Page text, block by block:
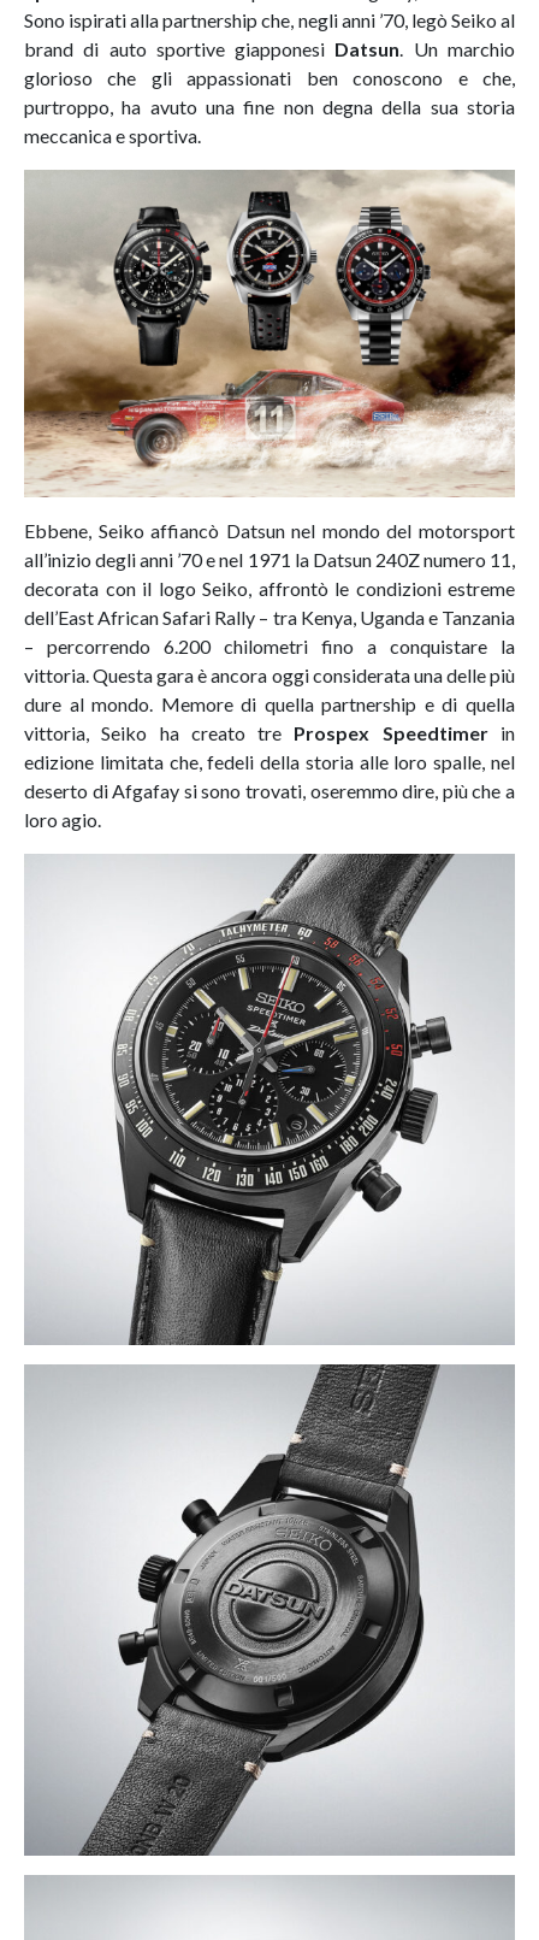
Sono ispirati alla partnership che, negli anni ’70, legò Seiko al
brand di auto sportive giapponesi Datsun. Un marchio
glorioso che gli appassionati ben conoscono e che,
purtroppo, ha avuto una fine non degna della sua storia
meccanica e sportiva.
Ebbene, Seiko affiancò Datsun nel mondo del motorsport
all’inizio degli anni ’70 e nel 1971 la Datsun 240Z numero 11,
decorata con il logo Seiko, affrontò le condizioni estreme
dell’East African Safari Rally – tra Kenya, Uganda e Tanzania
– percorrendo 6.200 chilometri fino a conquistare la
vittoria. Questa gara è ancora oggi considerata una delle più
dure al mondo. Memore di quella partnership e di quella
vittoria, Seiko ha creato tre Prospex Speedtimerin
edizione limitata che, fedeli della storia alle loro spalle, nel
deserto di Afgafay si sono trovati, oseremmo dire, più che a
loro agio.